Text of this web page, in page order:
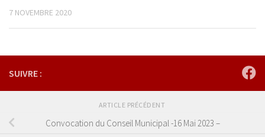
7 NOVEMBRE 2020
SUIVRE :
ARTICLE PRÉCÉDENT
Convocation du Conseil Municipal -16 Mai 2023 –